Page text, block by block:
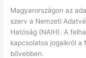
Magyarországon az
szerv a Nemzeti
Hatóság (NAIH). A
kapcsolatos jogaikról a
bővebben.